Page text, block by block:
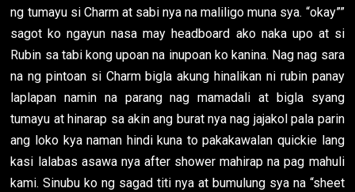
ng tumayu si Charm at sabi nya na maliligo muna sya. “okay””
sagot ko ngayun nasa may headboard ako naka upo at si
Rubin sa tabi kong upoan na inupoan ko kanina. Nag nag sara
na ng pintoan si Charm bigla akung hinalikan ni rubin panay
laplapan namin na parang nag mamadali at bigla syang
tumayu at hinarap sa akin ang burat nya nag jajakol pala parin
ang loko kya naman hindi kuna to pakakawalan quickie lang
kasi lalabas asawa nya after shower mahirap na pag mahuli
kami. Sinubu ko ng sagad titi nya at bumulung sya na “sheet